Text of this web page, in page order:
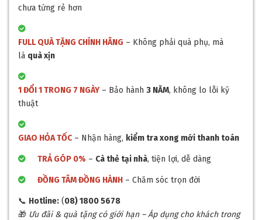
chưa từng rẻ hơn
FULL QUÀ TẶNG CHÍNH HÃNG – Không phải quà phụ, mà
là quà xịn
1 ĐỔI 1 TRONG 7 NGÀY– Bảo hành 3 NĂM, không lo lỗi kỹ
thuật
GIAO HỎA TỐC– Nhận hàng, kiểm tra xong mới thanh toán
TRẢ GÓP 0% – Cà thẻ tại nhà, tiện lợi, dễ dàng
ĐỒNG TÂM ĐỒNG HÀNH – Chăm sóc trọn đời
📞 Hotline: (08) 1800 5678
🎁 Ưu đãi & quà tặng có giới hạn – Áp dụng cho khách trong